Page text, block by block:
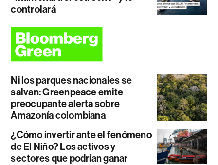
controlará
Ni los parques nacionales se
salvan: Greenpeace emite
preocupante alerta sobre
Amazonía colombiana
¿Cómo invertir ante el fenómeno
de El Niño? Los activos y
sectores que podrían ganar